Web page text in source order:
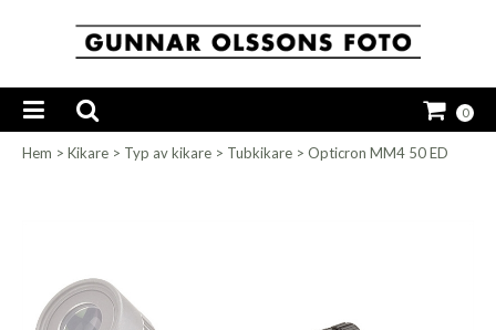
0
Hem > Kikare > Typ av kikare > Tubkikare > Opticron MM4 50 ED